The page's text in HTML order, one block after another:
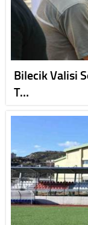
Bilecik Valisi
T…